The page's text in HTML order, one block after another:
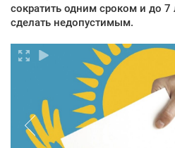
сократить одним сроком и до 7
сделать недопустимым.